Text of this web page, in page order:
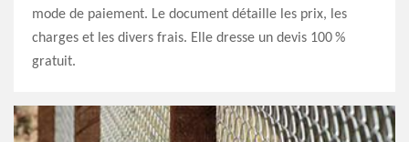
mode de paiement. Le document détaille les prix, les
charges et les divers frais. Elle dresse un devis 100 %
gratuit.